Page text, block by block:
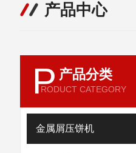
产品中心
P 产品分类
RODUCT CATEGORY
金属屑压饼机